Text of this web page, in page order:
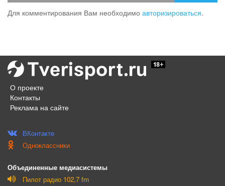
Для комментирования Вам необходимо авторизироваться.
О проекте
Контакты
Реклама на сайте
ВКонтакте
Одноклассники
Объединенные медиасистемы
Пилот радио 102,7 fm